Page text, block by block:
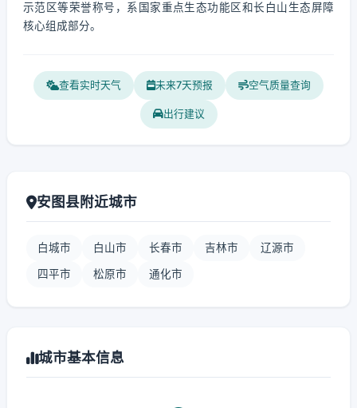
示范区等荣誉称号，系国家重点生态功能区和长白山生态屏障
核心组成部分。
查看实时天气 未来7天预报 空气质量查询
出行建议
安图县附近城市
白城市 白山市 长春市 吉林市 辽源市
四平市 松原市 通化市
城市基本信息